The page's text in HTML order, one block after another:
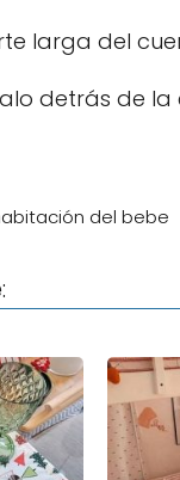
larga del
detrás de
del bebe